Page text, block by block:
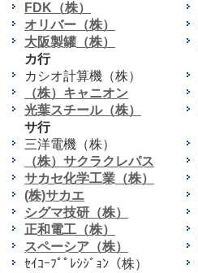
FDK（株）
オリバー（株）
大阪製罐（株）
カ行
カシオ計算機（株）
（株）キャニオン
光葉スチール（株）
サ行
三洋電機（株）
（株）サクラクレパス
サカセ化学工業（株）
(株)サカエ
シグマ技研（株）
正和電工（株）
スペーシア（株）
ｾｲｺｰﾌﾟﾟﾚｼｼﾞｮﾝ（株）